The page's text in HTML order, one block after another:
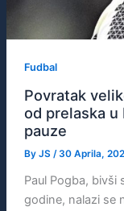
Fudbal
Povratak
od prelaska u
pauze
By JS /30 Aprila,
Paul Pogba, bivši
godine, nalazi se